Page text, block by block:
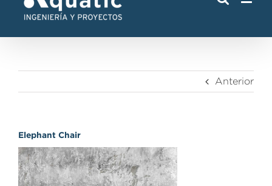
Anterior
Elephant Chair